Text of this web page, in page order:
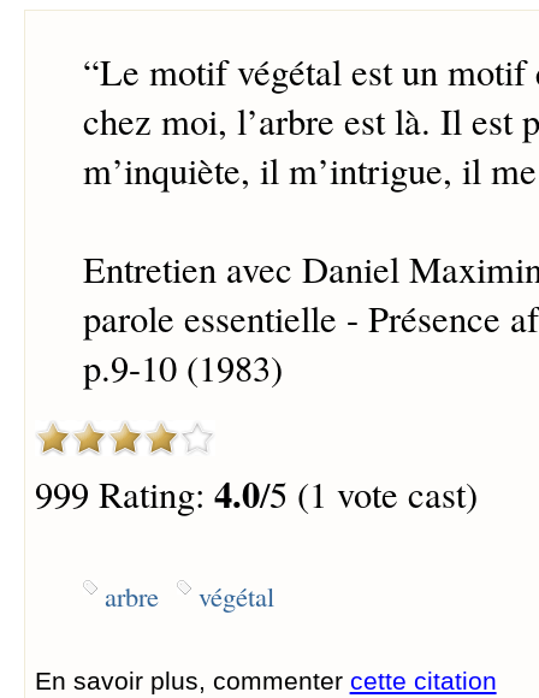
“Le motif végétal est un motif
chez moi, l’arbre est là. Il est
m’inquiète, il m’intrigue, il
Entretien avec Daniel
parole essentielle - Présence
p.9-10 (1983)
999 Rating: 4.0/5 (1 vote cast)
arbre végétal
En savoir plus, commenter cette citation